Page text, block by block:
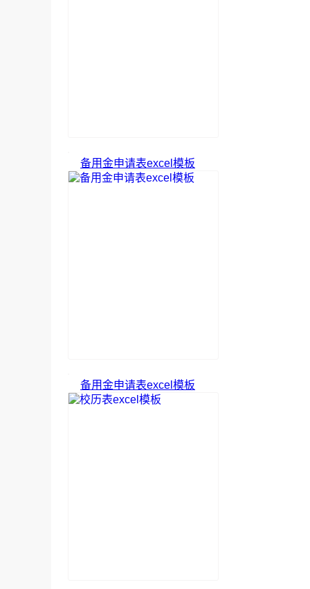
备用金申请表excel模板
备用金申请表excel模板